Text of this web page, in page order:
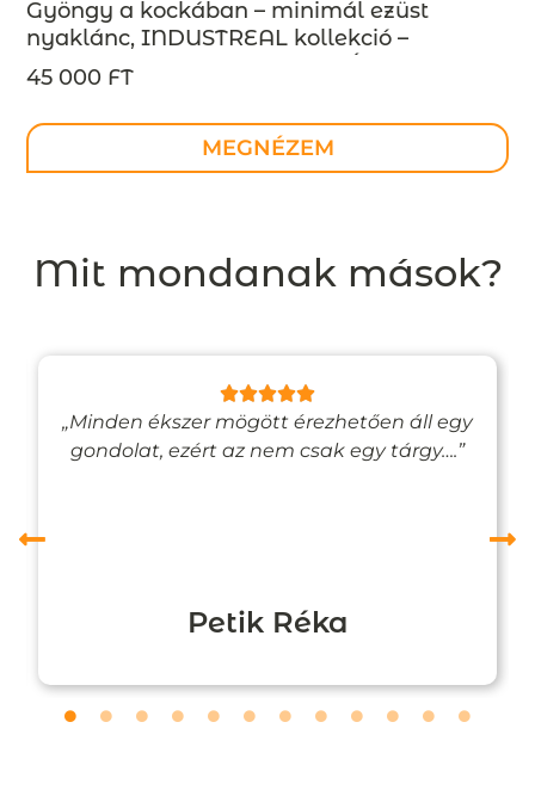
Gyöngy a kockában – minimál ezüst
nyaklánc, INDUSTREAL kollekció –
design ékszer – MEGRENDELÉSRE
45 000 FT
MEGNÉZEM
Mit mondanak mások?
„Minden ékszer mögött érezhetően áll egy
gondolat, ezért az nem csak egy tárgy….”
Petik Réka